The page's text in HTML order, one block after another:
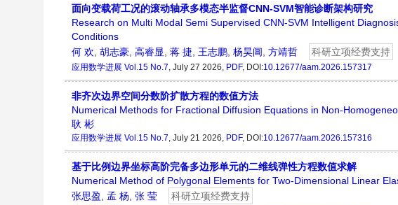
面向变载荷工况的滚动轴承多模态半监督CNN-SVM智能诊断架构研究
Research on Multi Modal Semi Supervised CNN-SVM Intelligent
Conditions
何 欢 胡志豪 高睿显 蒋 捷 王志鹏 杨昊阊 方靖哲 科研立项经费支持
应用数学进展 Vol.15 No.7 , July 27 2026, PDF, DOI:10.12677/aam.2026.157317
非齐次边界空间分数阶扩散方程的数值方法
Numerical Methods for Fractional Diffusion Equations in Non-
耿 彬
应用数学进展 Vol.15 No.7 , July 21 2026, PDF, DOI:10.12677/aam.2026.157316
基于比例边界坐标高阶完备多边形单元的二维线弹性方程数值求解
Numerical Method of Polygonal Elements for Two-Dimensional Linear
张思盈
孟 杨 张 莹 科研立项经费支持